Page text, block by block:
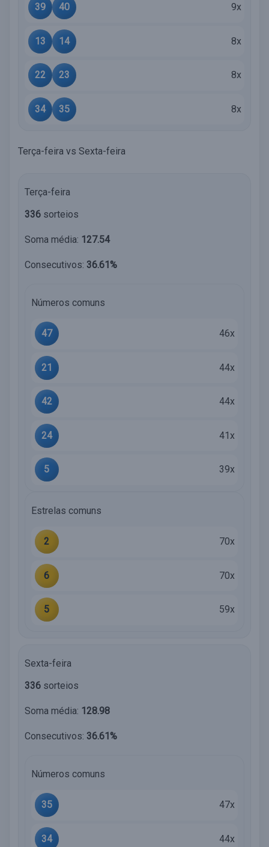
39 40 9x
13 14 8x
22 23 8x
34 35 8x
Terça-feira vs Sexta-feira
Terça-feira
336 sorteios
Soma média: 127.54
Consecutivos: 36.61%
Números comuns
47 46x
21 44x
42 44x
24 41x
5 39x
Estrelas comuns
2 70x
6 70x
5 59x
Sexta-feira
336 sorteios
Soma média: 128.98
Consecutivos: 36.61%
Números comuns
35 47x
34 44x